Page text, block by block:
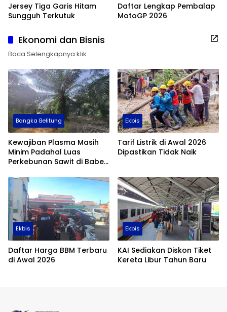
Jersey Tiga Garis Hitam
Sungguh Terkutuk
Daftar Lengkap Pembalap
MotoGP 2026
Ekonomi dan Bisnis
Baca Selengkapnya klik
Bangka Belitung
Kewajiban Plasma Masih
Minim Padahal Luas
Perkebunan Sawit di Babel
Ekbis
Tarif Listrik di Awal 2026
Dipastikan Tidak Naik
Ekbis
Daftar Harga BBM Terbaru
di Awal 2026
Ekbis
KAI Sediakan Diskon Tiket
Kereta Libur Tahun Baru